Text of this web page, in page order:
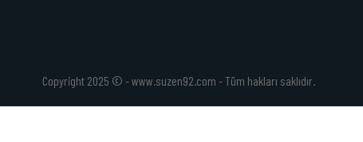
Copyright 2025 © - www.suzen92.com - Tüm hakları saklıdır.